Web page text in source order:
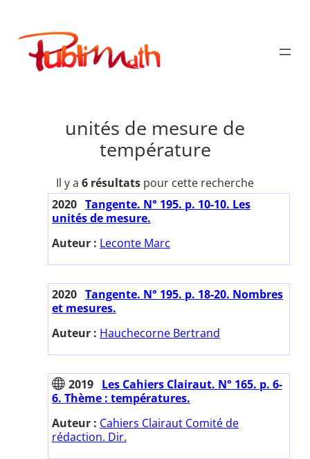
contenu
Publimath
unités de mesure de
température
Il y a 6 résultats pour cette recherche
2020 Tangente. N° 195. p. 10-10. Les
unités de mesure.
Auteur : Leconte Marc
2020 Tangente. N° 195. p. 18-20. Nombres
et mesures.
Auteur : Hauchecorne Bertrand
2019 Les Cahiers Clairaut. N° 165. p. 6-
6. Thème : températures.
Auteur : Cahiers Clairaut Comité de
rédaction. Dir.